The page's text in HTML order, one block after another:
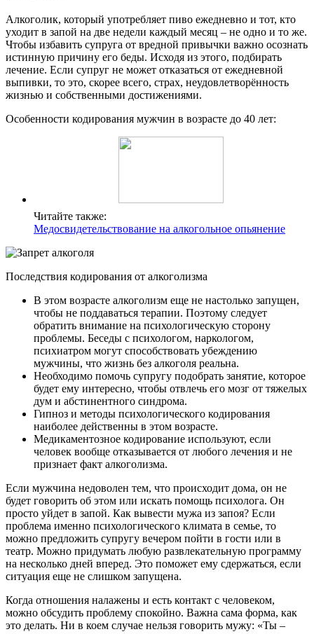
Алкоголик, который употребляет пиво ежедневно и тот, кто
уходит в запой на две недели каждый месяц – не одно и то же.
Чтобы избавить супруга от вредной привычки важно осознать
истинную причину его беды. Исходя из этого, подбирать
лечение. Если супруг не может отказаться от ежедневной
выпивки, то это, скорее всего, страх, неудовлетворённость
жизнью и собственными достижениями.
Особенности кодирования мужчин в возрасте до 40 лет:
Читайте также:
Медосвидетельствование на алкогольное опьянение
Последствия кодирования от алкоголизма
В этом возрасте алкоголизм еще не настолько запущен,
чтобы не поддаваться терапии. Поэтому следует
обратить внимание на психологическую сторону
проблемы. Беседы с психологом, наркологом,
психиатром могут способствовать убеждению
мужчины, что жизнь без алкоголя реальна.
Необходимо помочь супругу подобрать занятие, которое
будет ему интересно, чтобы отвлечь его мозг от тяжелых
дум и абстинентного синдрома.
Гипноз и методы психологического кодирования
наиболее действенны в этом возрасте.
Медикаментозное кодирование используют, если
человек вообще отказывается от любого лечения и не
признает факт алкоголизма.
Если мужчина недоволен тем, что происходит дома, он не
будет говорить об этом или искать помощь психолога. Он
просто уйдет в запой. Как вывести мужа из запоя? Если
проблема именно психологического климата в семье, то
можно предложить супругу вечером пойти в гости или в
театр. Можно придумать любую развлекательную программу
на несколько дней вперед. Это поможет ему сдержаться, если
ситуация еще не слишком запущена.
Когда отношения налажены и есть контакт с человеком,
можно обсудить проблему спокойно. Важна сама форма, как
это делать. Ни в коем случае нельзя говорить мужу: «Ты –